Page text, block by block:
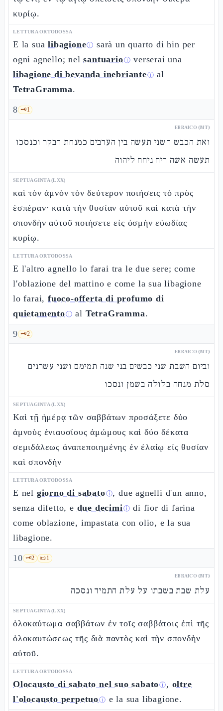
κυρίῳ.
LETTURA ORTODOSSA
E la sualibagioneⓘ sarà un quarto di hin per
ogni agnello; nelsantuarioⓘ verserai una
libagione di bevanda inebrianteⓘ al
TetraGramma.
8 🗝️1
EBRAICO (MT)
ואת הכבש השני תעשה בין הערבים כמנחת הבקר וכנסכו
תעשה אשה ריח ניחח ליהוה
SEPTUAGINTA (LXX)
καὶ τὸν ἀμνὸν τὸν δεύτερον ποιήσεις τὸ πρὸς
ἑσπέραν· κατὰ τὴν θυσίαν αὐτοῦ καὶ κατὰ τὴν
σπονδὴν αὐτοῦ ποιήσετε εἰς ὀσμὴν εὐωδίας
κυρίῳ.
LETTURA ORTODOSSA
E l'altro agnello lo farai tra le due sere; come
l'oblazione del mattino e come la sua libagione
lo farai, fuoco-offerta di profumo di
quietamentoⓘ al TetraGramma.
9 🗝️2
EBRAICO (MT)
וביום השבת שני כבשים בני שנה תמימם ושני עשרנים
סלת מנחה בלולה בשמן ונסכו
SEPTUAGINTA (LXX)
Καὶ τῇ ἡμέρᾳ τῶν σαββάτων προσάξετε δύο
ἀμνοὺς ἐνιαυσίους ἀμώμους καὶ δύο δέκατα
σεμιδάλεως ἀναπεποιημένης ἐν ἐλαίῳ εἰς θυσίαν
καὶ σπονδὴν
LETTURA ORTODOSSA
E nel giorno di sabatoⓘ, due agnelli d'un anno,
senza difetto, e due decimiⓘ di fior di farina
come oblazione, impastata con olio, e la sua
libagione.
10 🗝️2 📜1
EBRAICO (MT)
עלת שבת בשבתו על עלת התמיד ונסכה
SEPTUAGINTA (LXX)
ὁλοκαύτωμα σαββάτων ἐν τοῖς σαββάτοις ἐπὶ τῆς
ὁλοκαυτώσεως τῆς διὰ παντὸς καὶ τὴν σπονδὴν
αὐτοῦ.
LETTURA ORTODOSSA
Olocausto di sabato nel suo sabatoⓘ, oltre
l'olocausto perpetuoⓘ e la sua libagione.